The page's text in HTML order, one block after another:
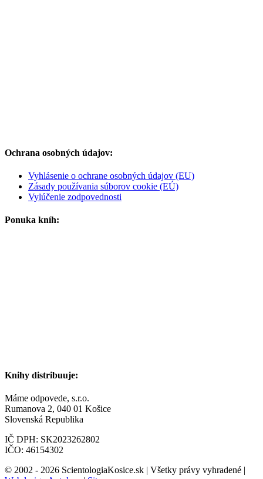
Ochrana osobných údajov:
Vyhlásenie o ochrane osobných údajov (EU)
Zásady používania súborov cookie (EÚ)
Vylúčenie zodpovednosti
Ponuka kníh:
Knihy distribuuje:
Máme odpovede, s.r.o.
Rumanova 2, 040 01 Košice
Slovenská Republika
IČ DPH: SK2023262802
IČO: 46154302
© 2002 - 2026 ScientologiaKosice.sk | Všetky právy vyhradené |